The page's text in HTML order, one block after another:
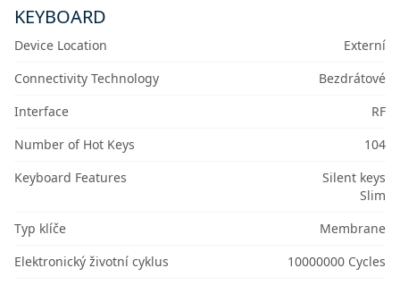
KEYBOARD
Device Location
Externí
Connectivity Technology
Bezdrátové
Interface
RF
Number of Hot Keys
104
Keyboard Features
Silent keys
Slim
Typ klíče
Membrane
Elektronický životní cyklus
10000000 Cycles